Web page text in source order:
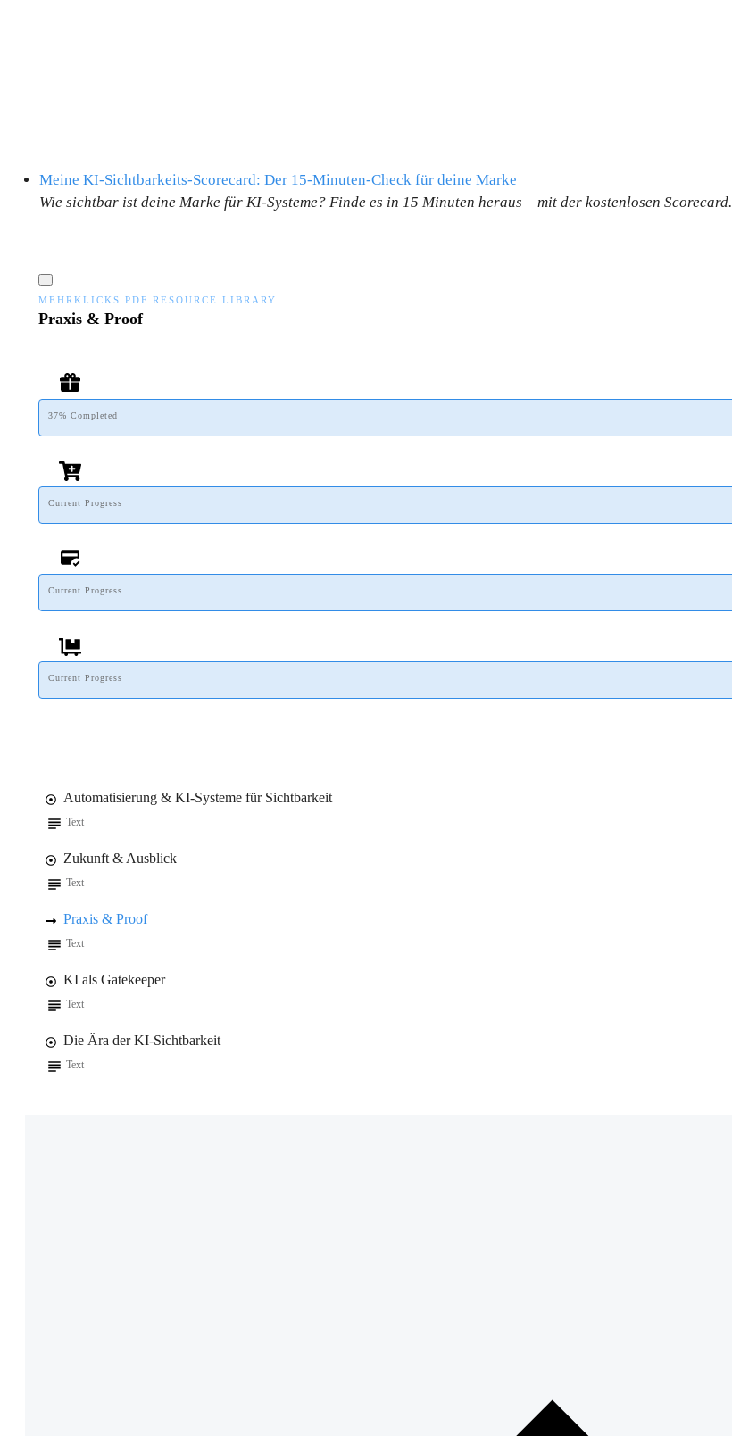
Meine KI-Sichtbarkeits-Scorecard: Der 15-Minuten-Check für deine Marke
Wie sichtbar ist deine Marke für KI-Systeme? Finde es in 15 Minuten heraus – mit der kostenlosen Scorecard.
MEHRKLICKS PDF RESOURCE LIBRARY
Praxis & Proof
37% Completed
Current Progress
Current Progress
Current Progress
Automatisierung & KI-Systeme für Sichtbarkeit
Text
Zukunft & Ausblick
Text
Praxis & Proof
Text
KI als Gatekeeper
Text
Die Ära der KI-Sichtbarkeit
Text